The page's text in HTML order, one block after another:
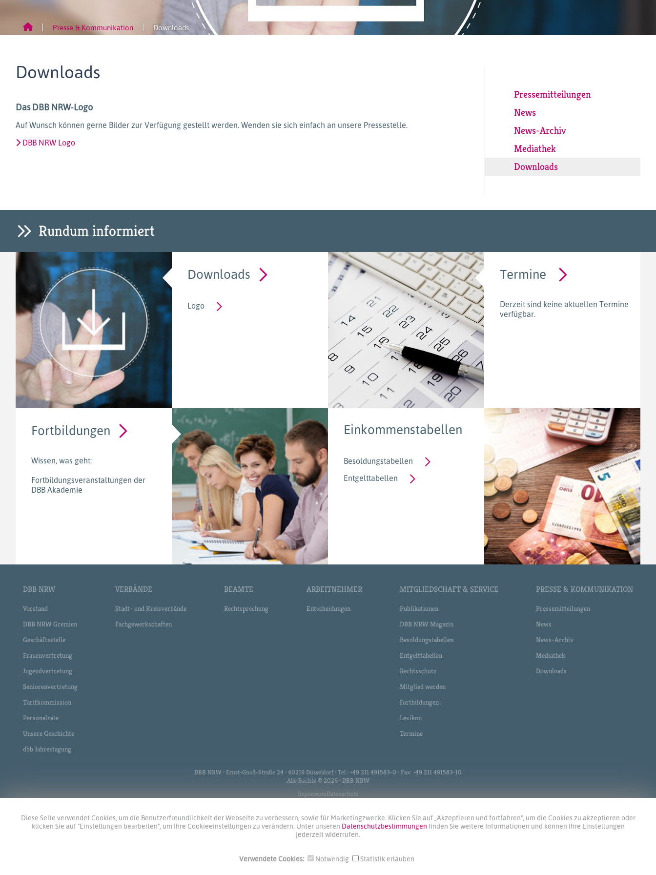
Presse & Kommunikation Downloads
Downloads
Das DBB NRW-Logo
Auf Wunsch können gerne Bilder zur Verfügung gestellt werden. Wenden sie sich einfach an unsere Pressestelle.
DBB NRW Logo
Pressemitteilungen
News
News-Archiv
Mediathek
Downloads
Rundum informiert
Downloads
Logo
Termine
Derzeit sind keine aktuellen Termine
verfügbar.
Fortbildungen
Wissen, was geht:
Fortbildungsveranstaltungen der
DBB Akademie
Einkommenstabellen
Besoldungstabellen
Entgelttabellen
DBB NRW
Vorstand
DBB NRW Gremien
Geschäftsstelle
Frauenvertretung
Jugendvertretung
Seniorenvertretung
Tarifkommission
Personalräte
Unsere Geschichte
dbb Jahrestagung
VERBÄNDE
Stadt- und Kreisverbände
Fachgewerkschaften
BEAMTE
Rechtsprechung
ARBEITNEHMER
Entscheidungen
MITGLIEDSCHAFT & SERVICE
Publikationen
DBB NRW Magazin
Besoldungstabellen
Entgelttabellen
Rechtsschutz
Mitglied werden
Fortbildungen
Lexikon
Termine
PRESSE & KOMMUNIKATION
Pressemitteilungen
News
News-Archiv
Mediathek
Downloads
DBB NRW • Ernst-Gnoß-Straße 24 • 40219 Düsseldorf • Tel.: +49 211 491583-0 • Fax: +49 211 491583-10
Alle Rechte © 2026 • DBB NRW
ImpressumDatenschutz
Diese Seite verwendet Cookies, um die Benutzerfreundlichkeit der Webseite zu verbessern, sowie für Marketingzwecke. Klicken Sie auf „Akzeptieren und fortfahren", um die Cookies zu akzeptieren oder
klicken Sie auf "Einstellungen bearbeiten", um Ihre Cookieeinstellungen zu verändern. Unter unseren Datenschutzbestimmungen finden Sie weitere Informationen und können Ihre Einstellungen
jederzeit widerrufen.
Verwendete Cookies: Notwendig Statistik erlauben